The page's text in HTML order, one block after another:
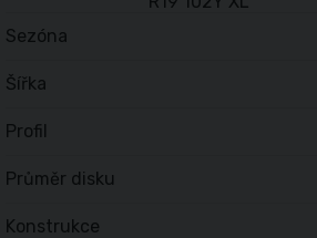
Sezóna
Šířka
Profil
Průměr disku
Konstrukce